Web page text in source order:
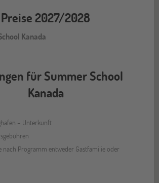
Preise 2027/2028
Kanada
für Summer School
Kanada
– Unterkunft
nach Programm entweder Gastfamilie oder